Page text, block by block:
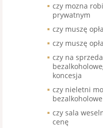
czy mozna
prywatnym
czy muszę
czy muszę
czy na
koncesja
czy nieletni
czy sala
cenę